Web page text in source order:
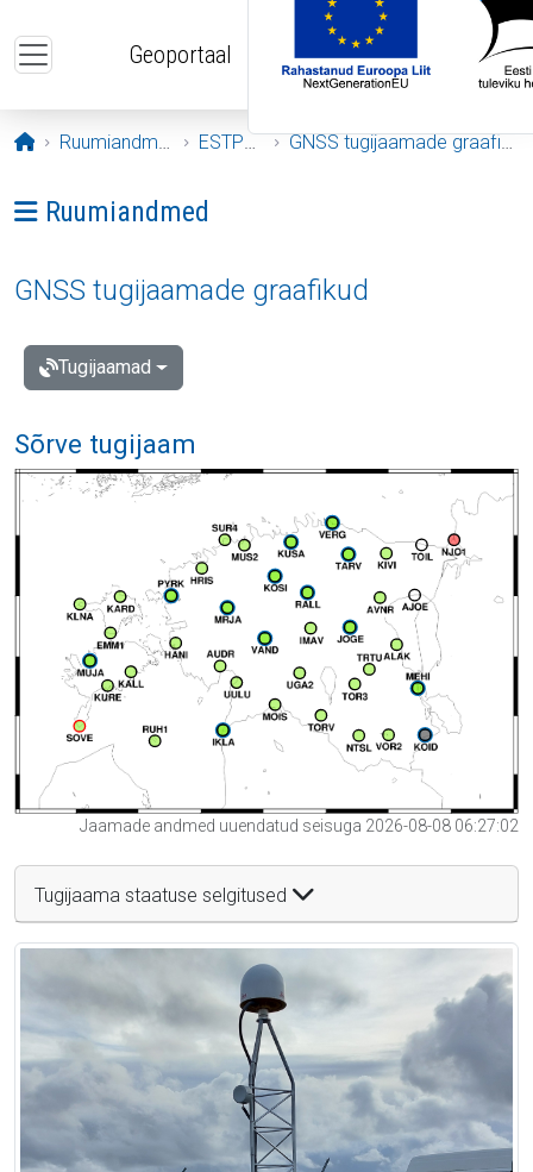
Geoportaal
Avaleht
Ruumiandmed ESTPOS GNSS tugijaamade graafikud
Ava menüü: Ruumiandmed
Ruumiandmed
GNSS tugijaamade graafikud
Tugijaamad
Sõrve tugijaam
Jaamade andmed uuendatud seisuga 2026-08-08 06:27:02
Tugijaama staatuse selgitused